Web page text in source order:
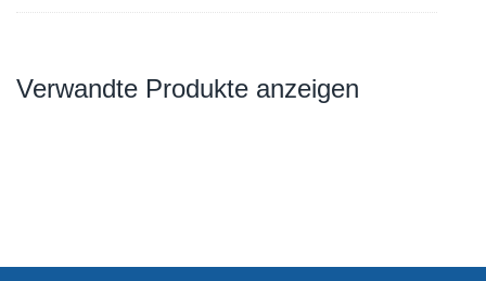
Verwandte Produkte anzeigen